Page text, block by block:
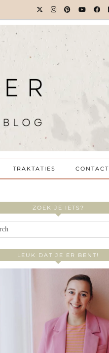
TRAKTATIES CONTACT
ZOEK JE IETS?
LEUK DAT JE ER BENT!